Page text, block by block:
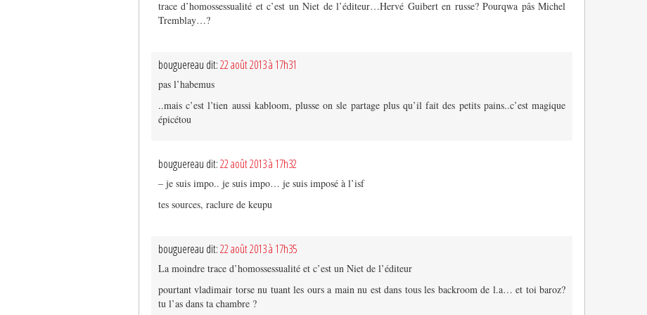
trace d’homossessualité et c’est un Niet de l’éditeur…Hervé Guibert en russe? Pourqwa pâs Michel
Tremblay…?
bouguereau dit:22 août 2013 à 17h31
pas l’habemus
..mais c’est l’tien aussi kabloom, plusse on sle partage plus qu’il fait des petits pains..c’est magique
épicétou
bouguereau dit:22 août 2013 à 17h32
– je suis impo.. je suis impo… je suis imposé à l’isf
tes sources, raclure de keupu
bouguereau dit:22 août 2013 à 17h35
La moindre trace d’homossessualité et c’est un Niet de l’éditeur
pourtant vladimair torse nu tuant les ours a main nu est dans tous les backroom de l.a… et toi baroz?
tu l’as dans ta chambre ?